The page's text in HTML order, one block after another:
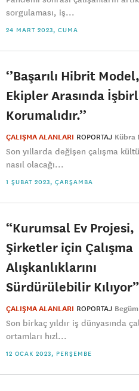
sorgulaması, iş...
24 MART 2023, CUMA
‘’Başarılı Hibrit Model,
Ekipler Arasında
Korumalıdır.’’
ÇALIŞMA ALANLARI ROPORTAJ Kübra
Son yıllarda değişen çalışma
nasıl olacağı...
1 ŞUBAT 2023, ÇARŞAMBA
“Kurumsal Ev Projesi,
Şirketler için Çalışma
Alışkanlıklarını
Sürdürülebilir Kılıyor”
ÇALIŞMA ALANLARI ROPORTAJ
Son birkaç yıldır iş dünyasında
ortamları hızl...
12 OCAK 2023, PERŞEMBE